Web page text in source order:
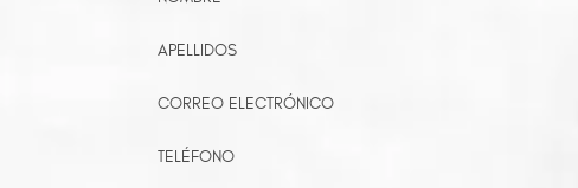
APELLIDOS
CORREO ELECTRÓNICO
TELÉFONO